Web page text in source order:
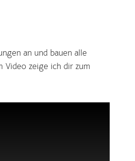
an und bauen alle
Video zeige ich dir zum